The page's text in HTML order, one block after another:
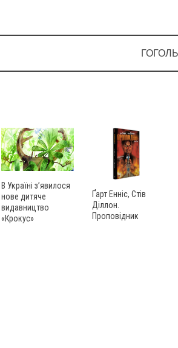
В Україні з’явилося
нове дитяче
видавництво
«Крокус»
Ґарт Енніс, Стів
Діллон.
Проповідник